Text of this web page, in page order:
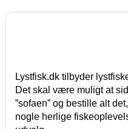
Lystfisk.dk tilbyder
Det skal være muligt at
”sofaen” og bestille alt
nogle herlige